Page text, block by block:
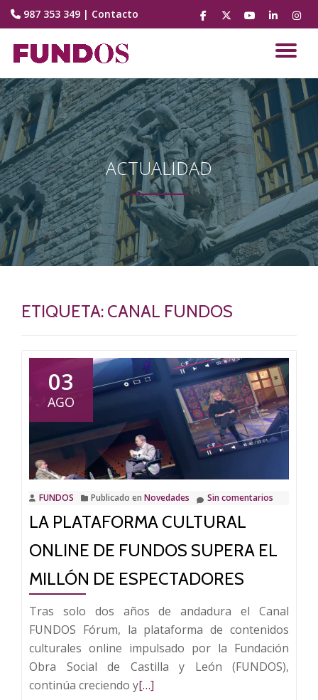
contenido
987 353 349 | Contacto
fa-
facebook
fa-
brands
fa-
youtube-
fa-
linkedin
fa-
ACTUALIDAD
ETIQUETA: CANAL FUNDOS
03
AGO
FUNDOS Publicado en Novedades Sin comentarios
LA PLATAFORMA CULTURAL
ONLINE DE FUNDOS SUPERA EL
MILLÓN DE ESPECTADORES
Tras solo dos años de andadura el Canal
FUNDOS Fórum, la plataforma de contenidos
culturales online impulsado por la Fundación
Obra Social de Castilla y León (FUNDOS),
continúa creciendo yLeer
[…]